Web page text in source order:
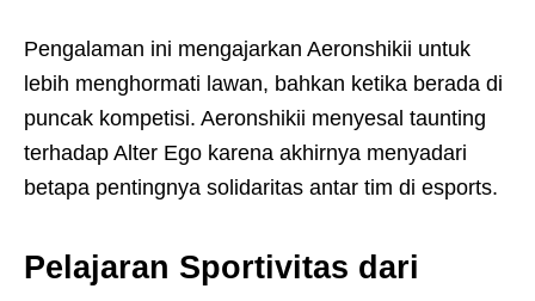
Pengalaman ini mengajarkan Aeronshikii untuk
lebih menghormati lawan, bahkan ketika berada di
puncak kompetisi. Aeronshikii menyesal taunting
terhadap Alter Ego karena akhirnya menyadari
betapa pentingnya solidaritas antar tim di esports.
Pelajaran Sportivitas dari